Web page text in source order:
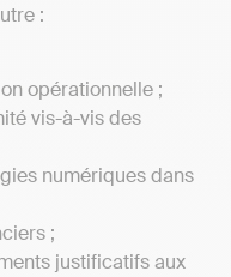
:
opérationnelle ;
vis-à-vis des
numériques dans
;
justificatifs aux